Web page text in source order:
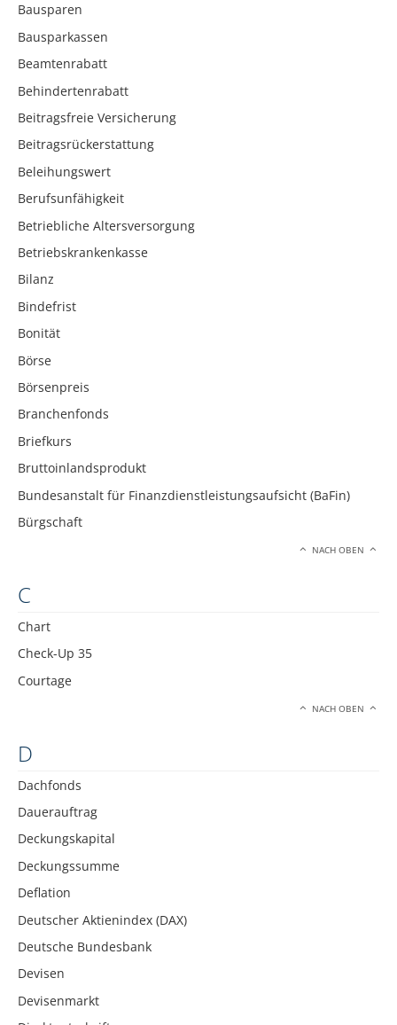
Bausparen
Bausparkassen
Beamtenrabatt
Behindertenrabatt
Beitragsfreie Versicherung
Beitragsrückerstattung
Beleihungswert
Berufsunfähigkeit
Betriebliche Altersversorgung
Betriebskrankenkasse
Bilanz
Bindefrist
Bonität
Börse
Börsenpreis
Branchenfonds
Briefkurs
Bruttoinlandsprodukt
Bundesanstalt für Finanzdienstleistungsaufsicht (BaFin)
Bürgschaft
NACH OBEN
C
Chart
Check-Up 35
Courtage
NACH OBEN
D
Dachfonds
Dauerauftrag
Deckungskapital
Deckungssumme
Deflation
Deutscher Aktienindex (DAX)
Deutsche Bundesbank
Devisen
Devisenmarkt